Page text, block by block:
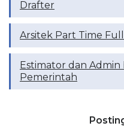
Drafter
Arsitek Part Time
Estimator dan
Pemerintah